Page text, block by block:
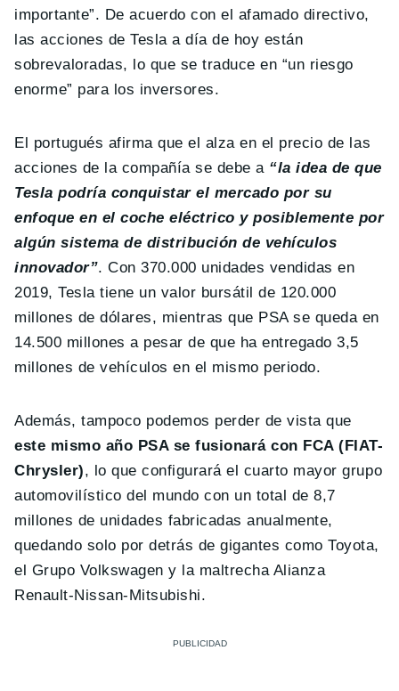
importante”. De acuerdo con el afamado directivo,
las acciones de Tesla a día de hoy están
sobrevaloradas, lo que se traduce en “un riesgo
enorme” para los inversores.
El portugués afirma que el alza en el precio de las
acciones de la compañía se debe a “la idea de que
Tesla podría conquistar el mercado por su
enfoque en el coche eléctrico y posiblemente por
algún sistema de distribución de vehículos
innovador”. Con 370.000 unidades vendidas en
2019, Tesla tiene un valor bursátil de 120.000
millones de dólares, mientras que PSA se queda en
14.500 millones a pesar de que ha entregado 3,5
millones de vehículos en el mismo periodo.
Además, tampoco podemos perder de vista que
este mismo año PSA se fusionará con FCA (FIAT-
Chrysler), lo que configurará el cuarto mayor grupo
automovilístico del mundo con un total de 8,7
millones de unidades fabricadas anualmente,
quedando solo por detrás de gigantes como Toyota,
el Grupo Volkswagen y la maltrecha Alianza
Renault-Nissan-Mitsubishi.